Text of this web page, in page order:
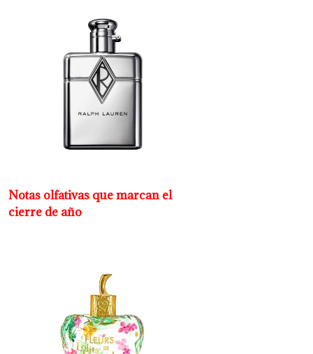
Notas olfativas que marcan el
cierre de año